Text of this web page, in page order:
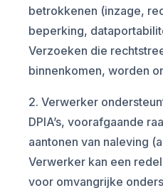
betrokkenen (inzage,
beperking,
Verzoeken die
binnenkomen, worden
2. Verwerker
DPIA’s, voorafgaande
aantonen van naleving
Verwerker kan een
voor omvangrijke